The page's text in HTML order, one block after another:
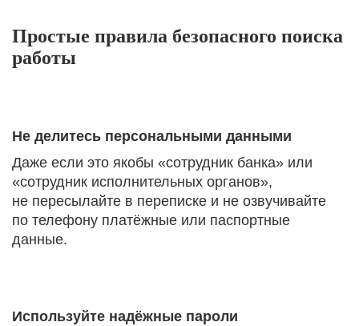
Простые правила безопасного поиска
работы
Не делитесь персональными данными
Даже если это якобы «сотрудник банка» или
«сотрудник исполнительных органов»,
не пересылайте в переписке и не озвучивайте
по телефону платёжные или паспортные
данные.
Используйте надёжные пароли